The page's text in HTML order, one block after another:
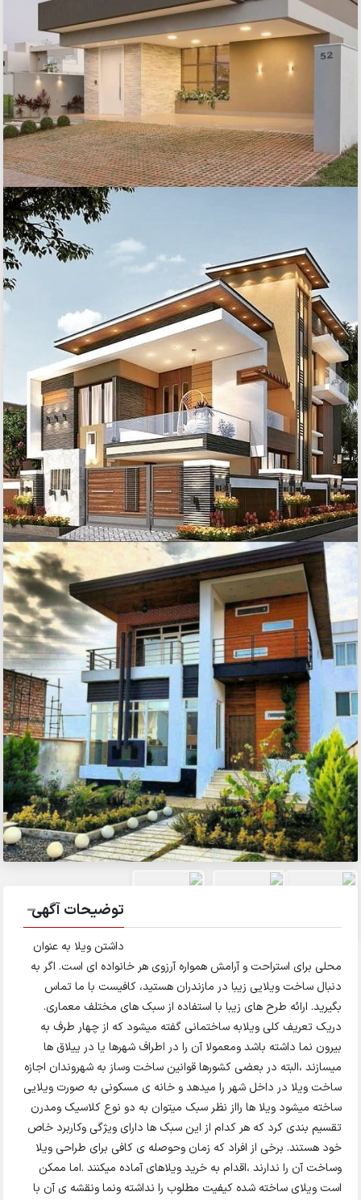
توضیحات آگهی
داشتن ویلا به عنوان
محلی برای استراحت و آرامش همواره آرزوی هر خانواده ای است. اگر به
دنبال ساخت ویلایی زیبا در مازندران هستید، کافیست با ما تماس
بگیرید. ارائه طرح های زیبا با استفاده از سبک های مختلف معماری.
دریک تعریف کلی ویلابه ساختمانی گفته میشود که از چهار طرف به
بیرون نما داشته باشد ومعمولا آن را در اطراف شهرها یا در ییلاق ها
میسازند ،البته در بعضی کشورها قوانین ساخت وساز به شهروندان اجازه
ساخت ویلا در داخل شهر را میدهد و خانه ی مسکونی به صورت ویلایی
ساخته میشود ویلا ها رااز نظر سبک میتوان به دو نوع کلاسیک ومدرن
تقسیم بندی کرد که هر کدام از این سبک ها دارای ویژگی وکاربرد خاص
خود هستند. برخی از افراد که زمان وحوصله ی کافی برای طراحی ویلا
وساخت آن را ندارند ،اقدام به خرید ویلاهای آماده میکنند .اما ممکن
است ویلای ساخته شده کیفیت مطلوب را نداشته ونما ونقشه ی آن با